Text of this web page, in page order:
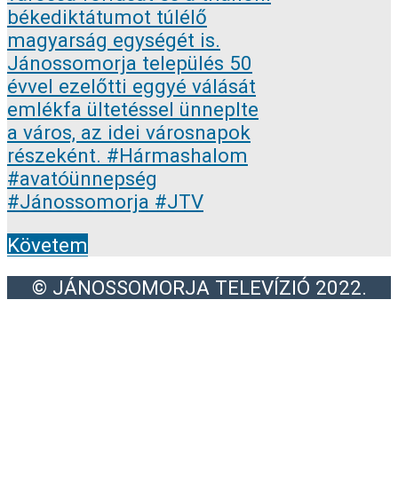
Követem
© JÁNOSSOMORJA TELEVÍZIÓ 2022.